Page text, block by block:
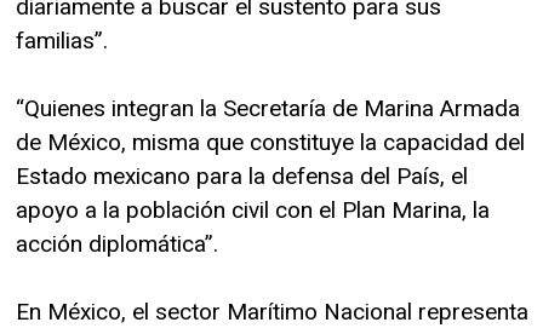
diariamente a buscar el sustento para sus
familias”.
“Quienes integran la Secretaría de Marina Armada
de México, misma que constituye la capacidad del
Estado mexicano para la defensa del País, el
apoyo a la población civil con el Plan Marina, la
acción diplomática”.
En México, el sector Marítimo Nacional representa